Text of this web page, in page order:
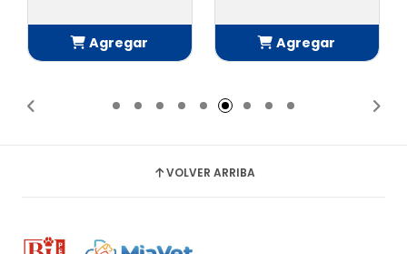
Agregar
Agregar
VOLVER ARRIBA